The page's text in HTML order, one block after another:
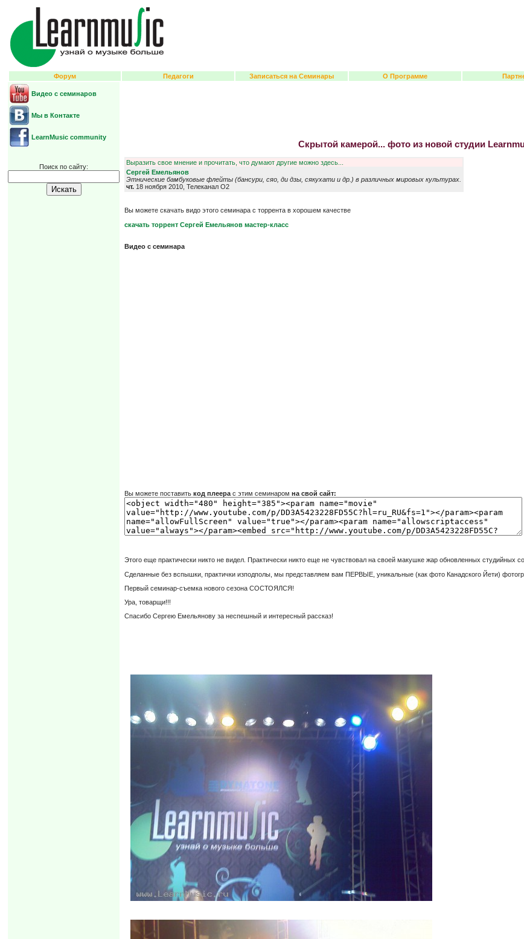
Форум Педагоги Записаться на Семинары О Программе
Видео с семинаров
Мы в Контакте
LearnMusic community
Поиск по сайту:
Скрытой камерой... фото из новой студии
Выразить свое мнение и прочитать, что думают другие можно здесь...
Сергей Емельянов
Этнические бамбуковые флейты (бансури, сяо, ди дзы, сякухати и др.) в различных мировых культурах.
чт. 18 ноября 2010, Телеканал О2
Вы можете скачать видо этого семинара с торрента в хорошем качестве
скачать торрент Сергей Емельянов мастер-класс
Видео с семинара
Вы можете поставитькод плеера с этим семинаромна свой сайт:
Этого еще практически никто не видел. Практически никто еще не чувствовал на своей макушке жар обновленных студийных
Сделанные без вспышки, практички изподполы, мы представляем вам ПЕРВЫЕ, уникальные (как фото Канадского Йети)
Первый семинар-съемка нового сезона СОСТОЯЛСЯ!
Ура, товарщи!!!
Спасибо Сергею Емельянову за неспешный и интересный рассказ!